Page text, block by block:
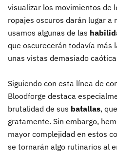
visualizar los movimientos de
ropajes oscuros darán lugar a
usamos algunas de las
que oscurecerán todavía más
unas vistas demasiado
Siguiendo con esta línea de
Bloodforge destaca
brutalidad de sus batallas,
gratamente. Sin embargo,
mayor complejidad en estos
se tornarán algo rutinarios al